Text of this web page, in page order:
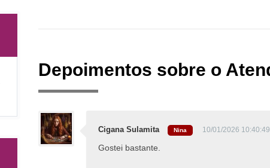
Depoimentos sobre o
Cigana Sulamita Nina 10/01/2026 10:40:49
Gostei bastante.